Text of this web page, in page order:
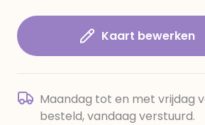
Kaart bewerken
Maandag tot en met vrijdag
besteld, vandaag verstuurd.